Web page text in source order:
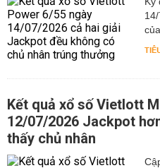
Kết quả xổ số Vietlott
12/07/2026 Jackpot
thấy chủ nhân